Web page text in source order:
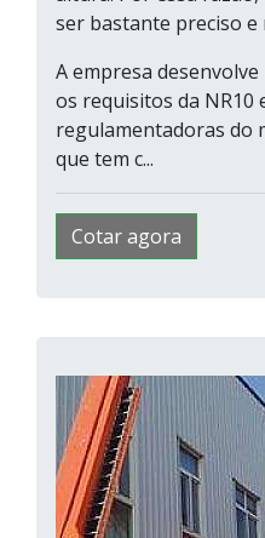
ser bastante preciso e
A empresa
os requisitos da NR10
regulamentadoras do
que tem c...
Cotar agora